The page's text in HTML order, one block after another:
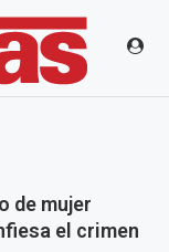
de mujer
el crimen